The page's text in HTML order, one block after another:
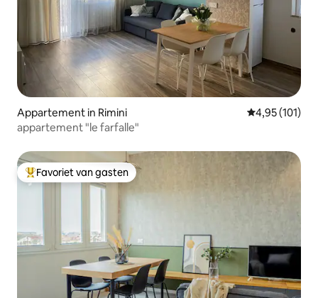
Appartement in Rimini Gemiddelde
4,95 (101)
appartement "le farfalle"
Topfavoriet van gasten
Favoriet van gasten